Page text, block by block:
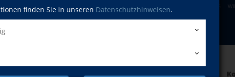
finden Sie in unseren Datenschutzhinweisen.
IMPRESSUM AGB DATENSCHUTZERKLÄRUNG
Telefon & Fax